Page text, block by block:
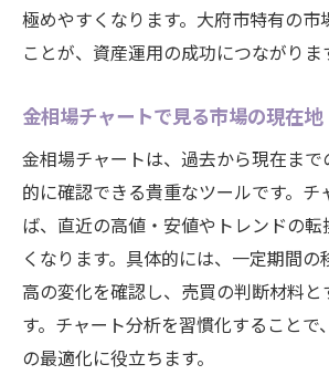
チャート分析で導く最適な
今日金売り時のヒントをチ
金相場10年後を見据える
金価格の変動理由と大府市の
金相場変動理由と経済ニ
大府市の市況と金価格の
金相場1g今日の動向を深
金価格の変動パターンを知
極めやすくなります。大府市特有の市
ことが、資産運用の成功につながりま
金相場チャートで見る市場の現在地
金相場チャートは、過去から現在ま
的に確認できる貴重なツールです。チ
ば、直近の高値・安値やトレンドの
くなります。具体的には、一定期間の
高の変化を確認し、売買の判断材料
す。チャート分析を習慣化することで
の最適化に役立ちます。